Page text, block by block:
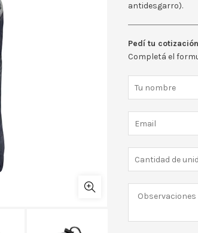
antidesgarro).
Pedí tu
Completá el